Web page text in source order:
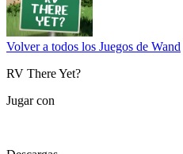
Volver a todos los Juegos de Wand
RV There Yet?
Jugar con